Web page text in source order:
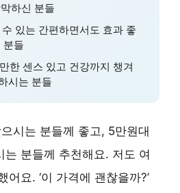
하신 분들
있는 간편하면서도 효과 좋
분들
한 센스 있고 건강까지 챙겨
시는 분들
시는 분들께 좋고, 5만원대
는 분들께 추천해요. 저도 여
어요. ‘이 가격에 괜찮을까?’